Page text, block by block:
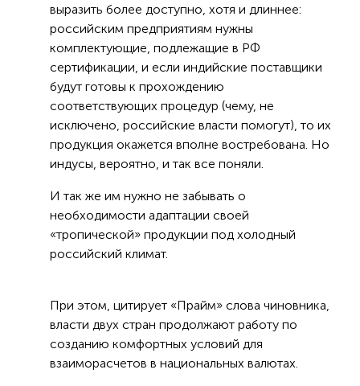
выразить более доступно, хотя и длиннее:
российским предприятиям нужны
комплектующие, подлежащие в РФ
сертификации, и если индийские поставщики
будут готовы к прохождению
соответствующих процедур (чему, не
исключено, российские власти помогут), то их
продукция окажется вполне востребована. Но
индусы, вероятно, и так все поняли.
И так же им нужно не забывать о
необходимости адаптации своей
«тропической» продукции под холодный
российский климат.
При этом, цитирует «Прайм» слова чиновника,
власти двух стран продолжают работу по
созданию комфортных условий для
взаиморасчетов в национальных валютах.